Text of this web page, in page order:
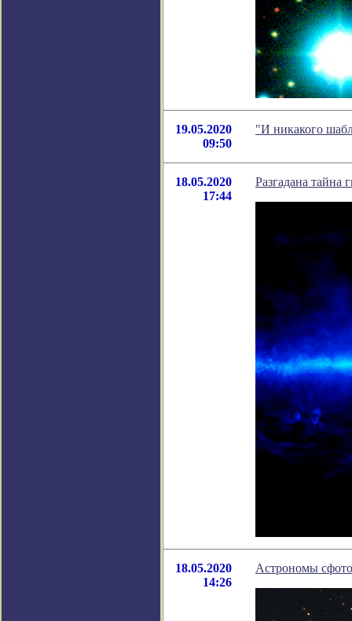
19.05.2020
09:50
"И никакого
18.05.2020
17:44
Разгадана тайна
18.05.2020
14:26
Астрономы